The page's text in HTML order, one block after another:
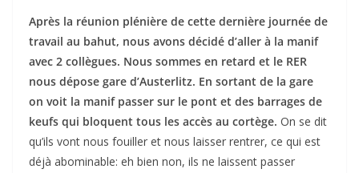
Après la réunion plénière de cette dernière journée de
travail au bahut, nous avons décidé d’aller à la manif
avec 2 collègues. Nous sommes en retard et le RER
nous dépose gare d’Austerlitz. En sortant de la gare
on voit la manif passer sur le pont et des barrages de
keufs qui bloquent tous les accès au cortège. On se dit
qu’ils vont nous fouiller et nous laisser rentrer, ce qui est
déjà abominable: eh bien non, ils ne laissent passer